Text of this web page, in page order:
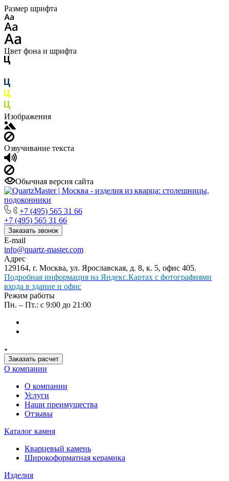
Размер шрифта
Цвет фона и шрифта
Изображения
Озвучивание текста
Обычная версия сайта
+7 (495) 565 31 66
+7 (495) 565 31 66
Заказать звонок
E-mail
info@quartz-master.com
Адрес
129164, г. Москва, ул. Ярославская, д. 8, к. 5, офис 405.
Подробная информация на Яндекс.Картах с фотографиями
входа в здание и офис
Режим работы
Пн. – Пт.: с 9:00 до 21:00
Заказать расчет
О компании
О компании
Услуги
Наши преимущества
Отзывы
Каталог камня
Кварцевый камень
Широкоформатная керамика
Изделия